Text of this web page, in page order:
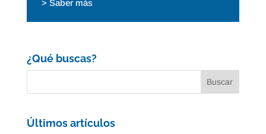
> Saber más
¿Qué buscas?
Últimos artículos